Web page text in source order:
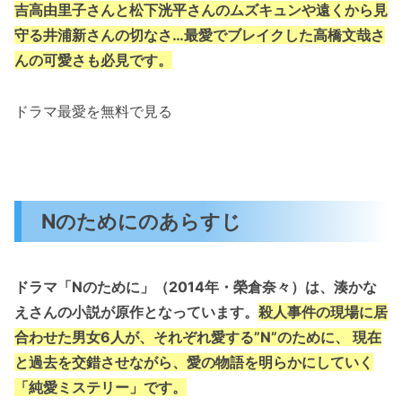
吉高由里子さんと松下洸平さんのムズキュンや遠くから見
守る井浦新さんの切なさ…最愛でブレイクした高橋文哉さ
んの可愛さも必見です。
ドラマ最愛を無料で見る
Nのためにのあらすじ
ドラマ「Nのために」（2014年・榮倉奈々） は、湊かな
えさんの小説が原作となっています。 殺人事件の現場に居
合わせた男女6人が、それぞれ愛する”N”のために、 現在
と過去を交錯させながら、愛の物語を明らかにしていく
「純愛ミステリー」です。